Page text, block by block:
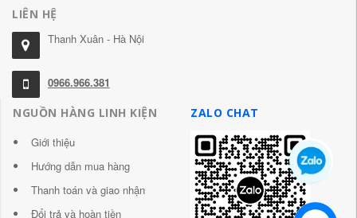
LIÊN HỆ
Thanh Xuân - Hà Nội
0966.966.381
NGUỒN HÀNG LINH KIỆN
Giới thiệu
Hướng dẫn mua hàng
Thanh toán và giao nhận
Đổi trả và hoàn tiền
ZALO CHAT